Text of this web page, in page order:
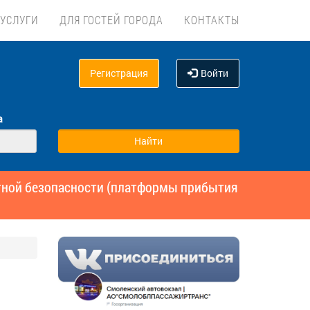
УСЛУГИ ДЛЯ ГОСТЕЙ ГОРОДА КОНТАКТЫ
Регистрация Войти
безопасности (платформы прибытия